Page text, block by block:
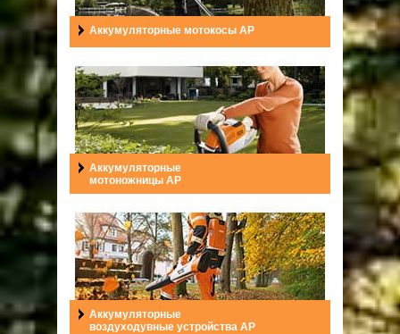
Аккумуляторные мотокосы AP
Аккумуляторные
мотоножницы AP
Аккумуляторные
воздуходувные устройства AP